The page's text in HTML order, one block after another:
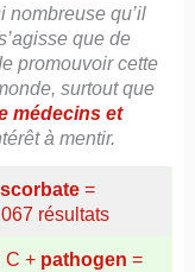
nombreuse qu’il
que de
promouvoir cette
surtout que
médecins et
à mentir.
=
résultats
C + pathogen =